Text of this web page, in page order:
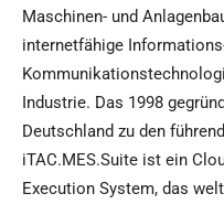
Maschinen- und
internetfähige
Industrie. Das 1998
Deutschland zu den
iTAC.MES.Suite ist ein
Execution System, das